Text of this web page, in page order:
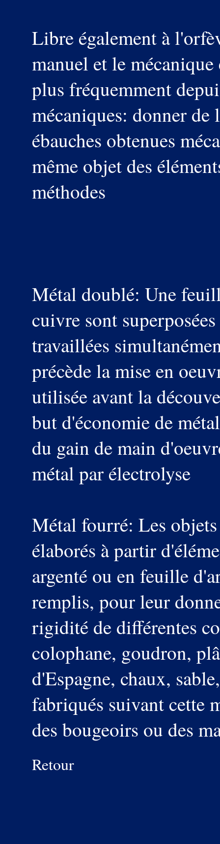
Libre également à
manuel et le
plus fréquemment
mécaniques: donner de
ébauches obtenues
même objet des
méthodes
Métal doublé: Une
cuivre sont
travaillées
précède la mise en
utilisée avant la
but d'économie de
du gain de main
métal par électrolyse
Métal fourré: Les
élaborés à partir
argenté ou en feuille
remplis, pour leur
rigidité de différentes
colophane, goudron,
d'Espagne, chaux,
fabriqués suivant cette
des bougeoirs ou des
Retour